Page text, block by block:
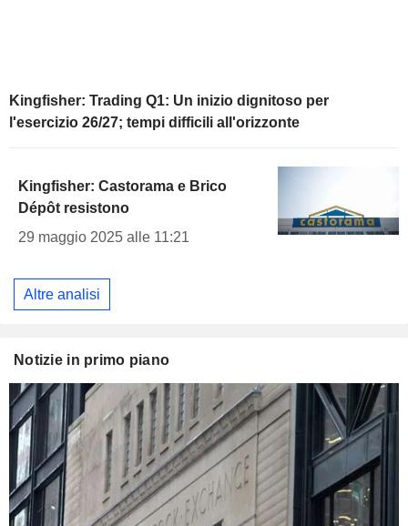
Kingfisher: Trading Q1: Un inizio dignitoso per
l'esercizio 26/27; tempi difficili all'orizzonte
Kingfisher: Castorama e Brico
Dépôt resistono
29 maggio 2025 alle 11:21
Altre analisi
Notizie in primo piano